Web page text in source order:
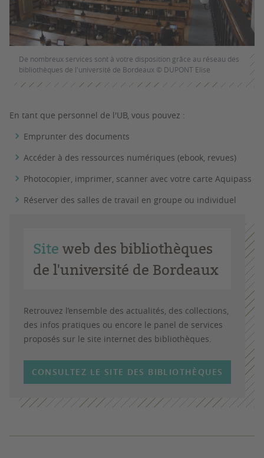
De nombreux services sont à votre disposition grâce au réseau des
bibliothèques de l'université de Bordeaux © DUPONT Elise
En tant que personnel de l'UB, vous pouvez :
Emprunter des documents
Accéder à des ressources numériques (ebook, revues)
Photocopier, imprimer, scanner avec votre carte Aquipass
Réserver des salles de travail en groupe ou individuel
Site web des bibliothèques
de l'université de Bordeaux
Retrouvez l’ensemble des actualités, des collections,
des infos pratiques ou encore le panel de services
proposés sur le site internet des bibliothèques.
CONSULTEZ LE SITE DES BIBLIOTHÈQUES